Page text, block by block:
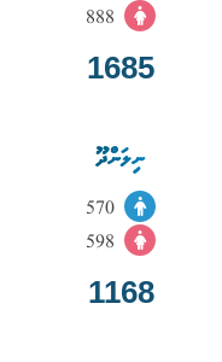
888
1685
ނިލަންދޫ
570
598
1168